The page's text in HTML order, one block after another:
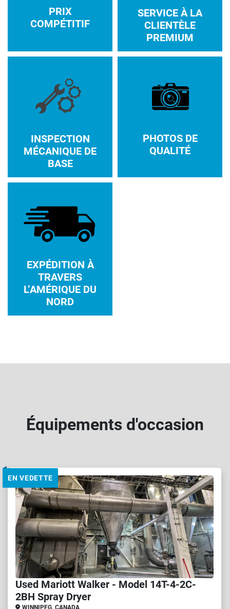
PRIX
COMPÉTITIF
SERVICE À LA
CLIENTÈLE
PREMIUM
INSPECTION
MÉCANIQUE DE
BASE
PHOTOS DE
QUALITÉ
EXPÉDITION À
TRAVERS
L’AMÉRIQUE DU
NORD
Équipements d'occasion
EN VEDETTE
Used Mariott Walker - Model 14T-4-2C-
2BH Spray Dryer
WINNIPEG, CANADA